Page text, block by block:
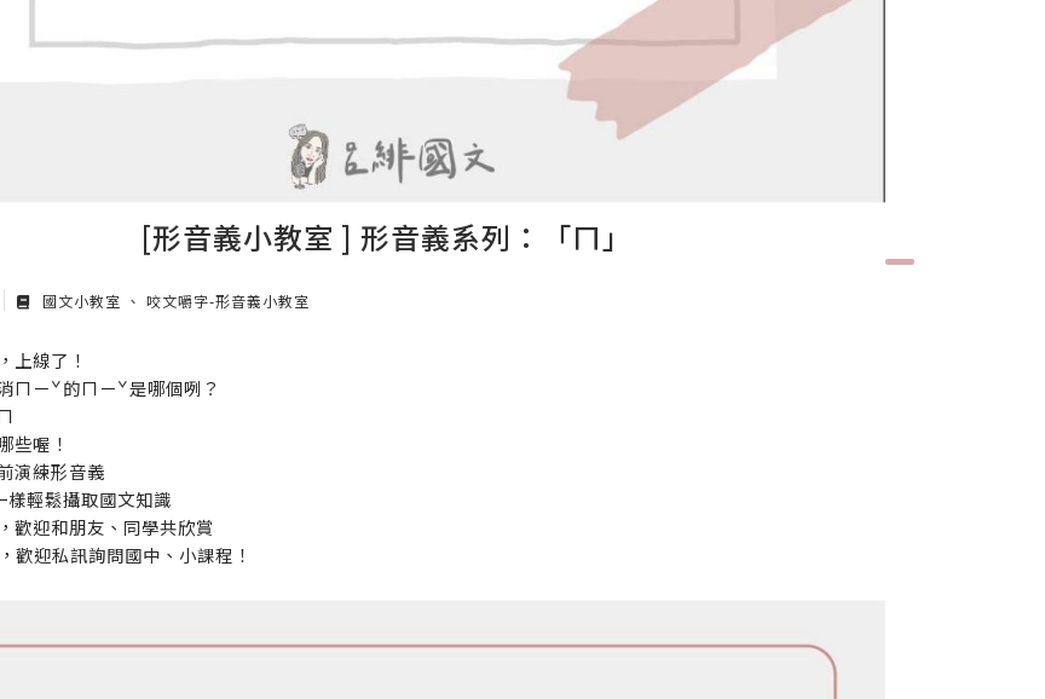
[形音義小教室 ] 形音義系列：「ㄇ」
國文小教室 咬文嚼字-形音義小教室
上線了！
ㄇㄧˇ的ㄇㄧˇ是哪個咧？
些喔！
演練形音義
樣輕鬆攝取國文知識
歡迎和朋友、同學共欣賞
歡迎私訊詢問國中、小課程！